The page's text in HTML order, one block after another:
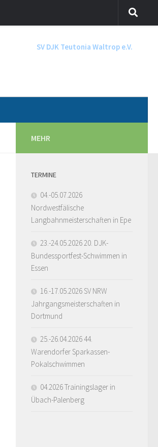
SV DJK Teutonia Waltrop e.V.
MEHR
TERMINE
04.-05.07.2026
Nordwestfälische
Langbahnmeisterschaften in Epe
23.-24.05.2026 20. DJK-
Bundessportfest-Schwimmen in
Essen
16.-17.05.2026 SV NRW
Jahrgangsmeisterschaften in
Dortmund
25.-26.04.2026 44.
Warendorfer Sparkassen-
Pokalschwimmen
04.2026 Trainingslager in
Übach-Palenberg